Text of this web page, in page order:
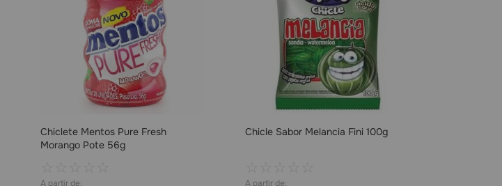
Chiclete Mentos Pure Fresh
Morango Pote 56g
Chicle Sabor Melancia Fini 100g